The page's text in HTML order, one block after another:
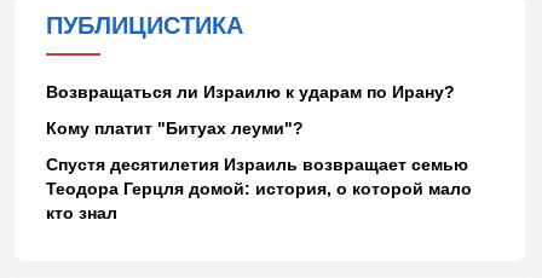
ПУБЛИЦИСТИКА
Возвращаться ли Израилю к ударам по Ирану?
Кому платит "Битуах леуми"?
Спустя десятилетия Израиль возвращает семью
Теодора Герцля домой: история, о которой мало
кто знал